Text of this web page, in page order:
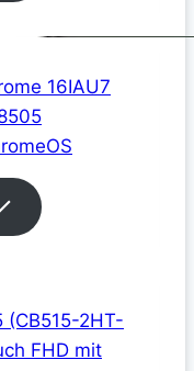
16IAU7
(CB515-2HT-
FHD mit